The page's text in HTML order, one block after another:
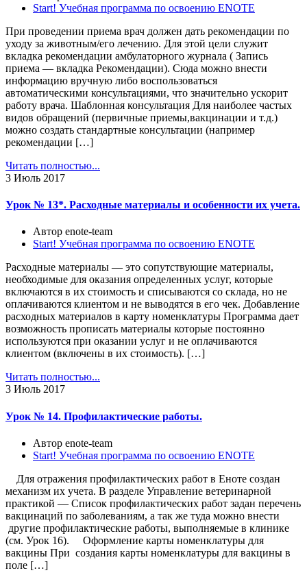
Start! Учебная программа по освоению ENOTE
При проведении приема врач должен дать рекомендации по
уходу за животным/его лечению. Для этой цели служит
вкладка рекомендации амбулаторного журнала ( Запись
приема — вкладка Рекомендации). Сюда можно внести
информацию вручную либо воспользоваться
автоматическими консультациями, что значительно ускорит
работу врача. Шаблонная консультация Для наиболее частых
видов обращений (первичные приемы,вакцинации и т.д.)
можно создать стандартные консультации (например
рекомендации […]
Читать полностью...
3 Июль 2017
Урок № 13*. Расходные материалы и особенности их учета.
Автор enote-team
Start! Учебная программа по освоению ENOTE
Расходные материалы — это сопутствующие материалы,
необходимые для оказания определенных услуг, которые
включаются в их стоимость и списываются со склада, но не
оплачиваются клиентом и не выводятся в его чек. Добавление
расходных материалов в карту номенклатуры Программа дает
возможность прописать материалы которые постоянно
используются при оказании услуг и не оплачиваются
клиентом (включены в их стоимость). […]
Читать полностью...
3 Июль 2017
Урок № 14. Профилактические работы.
Автор enote-team
Start! Учебная программа по освоению ENOTE
Для отражения профилактических работ в Еноте создан
механизм их учета. В разделе Управление ветеринарной
практикой — Список профилактических работ задан перечень
вакцинаций по заболеваниям, а так же туда можно внести
другие профилактические работы, выполняемые в клинике
(см. Урок 16). Оформление карты номенклатуры для
вакцины При создания карты номенклатуры для вакцины в
поле […]